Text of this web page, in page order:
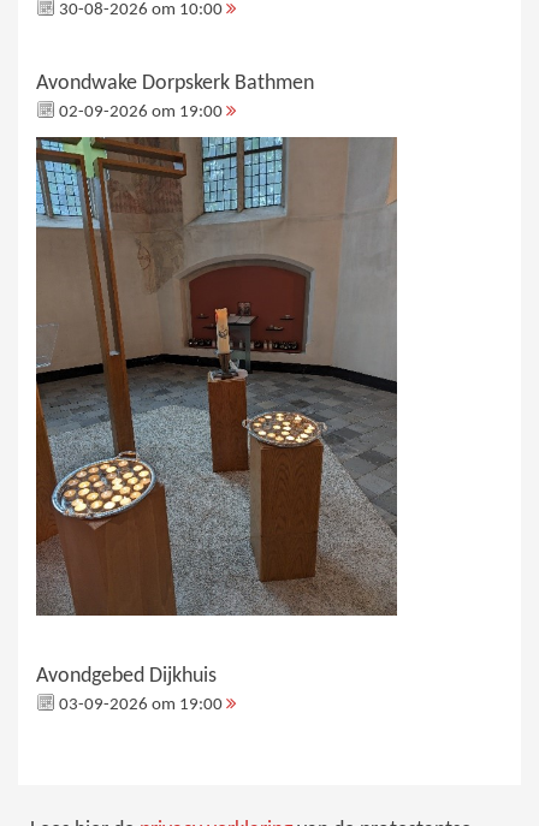
30-08-2026 om 10:00
Avondwake Dorpskerk Bathmen
02-09-2026 om 19:00
Avondgebed Dijkhuis
03-09-2026 om 19:00